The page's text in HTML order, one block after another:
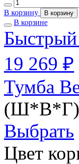
В корзину В корзину
В корзине
19 269 ₽
Тумба
(Ш*В*Г)
Выбрать
Цвет